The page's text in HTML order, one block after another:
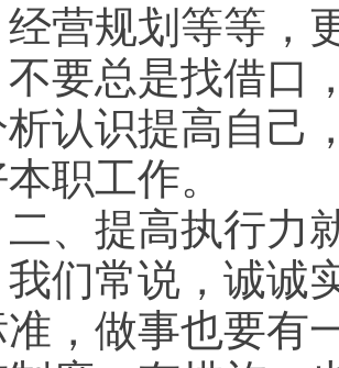
营规划等等，
要总是找借口
认识提高自己
职工作。
提高执行力就
常说，诚诚实
，做事也要有